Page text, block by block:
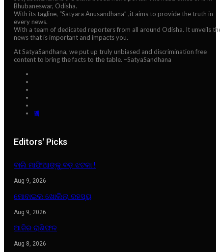
Bhubaneswar, Odisha.
With its tagline, “Satyara Anusandhana” ,it aims to provide the truth in
every news.
With a team of dedicated reporters from all around Odisha. It unveils
news that is important and impacts you.
At SatyaSandhana, we put up truly unbiased and discrimination free
content to bring the facts to the table. –SatyaSandhana
Editors' Picks
ବାଲି ମାଫିଆଙ୍କୁ ବଡ଼ ଝଟକା !
Aug 9, 2026
ମୋବାଇଲ ଖୋଲିଲା ରହସ୍ୟ
Aug 9, 2026
ଆଜିର ରାଶିଫଳ
Aug 8, 2026